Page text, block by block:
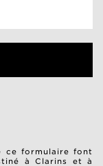
ce formulaire font
à Clarins et à